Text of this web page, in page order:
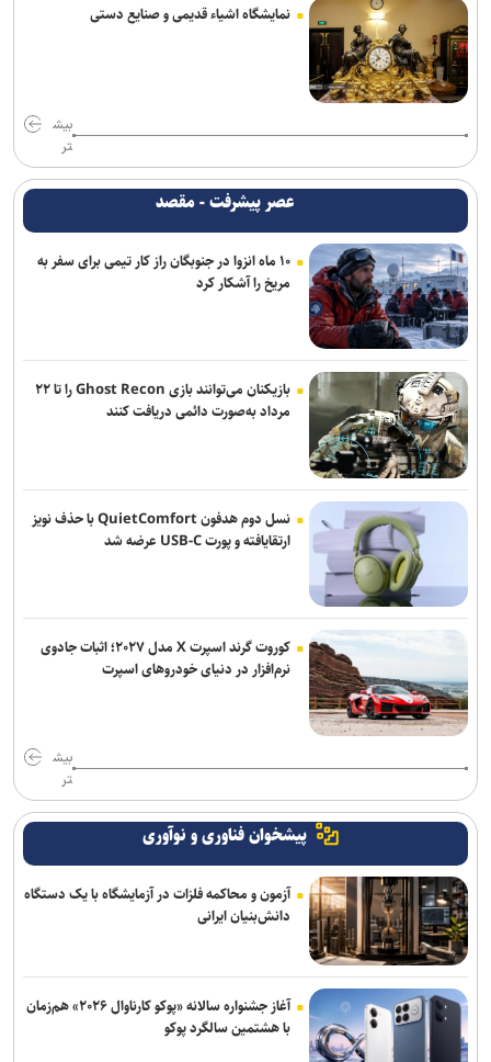
مخالفت زارع با انتقال بازیکنان ملوان به پرسپولیس
محمدی: مقابل استقلال لیگ را پرقدرت آغاز می‌کنیم/ امیدوارم با مس
شهربابک کمترین گل خورده لیگ را داشته باشیم
احسان پهلوان به فجر شهیدسپاسی پیوست
صادقی سرمربی ساپیا شد
با وجود ساز‌های مخالف، قلعه نویی سرمربی ایران در جام ملت‌ها است/
جدایی الهویی و چند مربی دیگر از تیم ملی
دبیر: ابراهیم هادی با کفش کشتی شهید شد/ درد و بلای خبرنگاران وطن
پرست بخورد بر سر شبکه اینترنشنال
نمایشگاه اشیاء قدیمی و صنایع دستی
بیش
تر
عصر پیشرفت - مقصد
۱۰ ماه انزوا در جنوبگان راز کار تیمی برای سفر به
مریخ را آشکار کرد
بازیکنان می‌توانند بازی Ghost Recon را تا ۲۲
مرداد به‌صورت دائمی دریافت کنند
نسل دوم هدفون QuietComfort با حذف نویز
ارتقایافته و پورت USB-C عرضه شد
کوروت گرند اسپرت X مدل ۲۰۲۷؛ اثبات جادوی
نرم‌افزار در دنیای خودروهای اسپرت
بیش
تر
پیشخوان فناوری و نوآوری
آزمون و محاکمه فلزات در آزمایشگاه با یک دستگاه
دانش‌بنیان ایرانی
آغاز جشنواره سالانه «پوکو کارناوال ۲۰۲۶» هم‌زمان
با هشتمین سالگرد پوکو